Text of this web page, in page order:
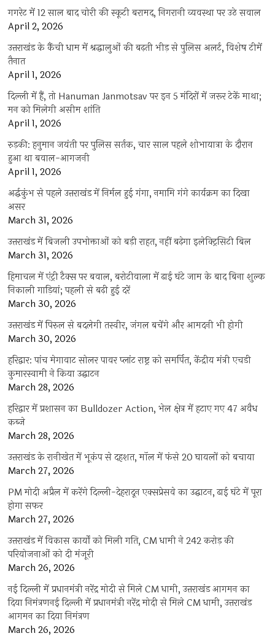
गगरेट में 12 साल बाद चोरी की स्कूटी बरामद, निगरानी व्यवस्था पर उठे सवाल
April 2, 2026
उत्तराखंड के कैंची धाम में श्रद्धालुओं की बढ़ती भीड़ से पुलिस अलर्ट, विशेष टीमें
तैनात
April 1, 2026
दिल्ली में हैं, तो Hanuman Janmotsav पर इन 5 मंदिरों में जरूर टेकें माथा;
मन को मिलेगी असीम शांति
April 1, 2026
रुड़की: हनुमान जयंती पर पुलिस सर्तक, चार साल पहले शोभायात्रा के दौरान
हुआ था बवाल-आगजनी
April 1, 2026
अर्द्धकुंभ से पहले उत्तराखंड में निर्मल हुई गंगा, नमामि गंगे कार्यक्रम का दिखा
असर
March 31, 2026
उत्तराखंड में बिजली उपभोक्ताओं को बड़ी राहत, नहीं बढ़ेगा इलेक्ट्रिसिटी बिल
March 31, 2026
हिमाचल में एंट्री टैक्स पर बवाल, बरोटीवाला में ढाई घंटे जाम के बाद बिना शुल्क
निकाली गाड़ियां; पहली से बढ़ी हुई दरें
March 30, 2026
उत्तराखंड में पिरुल से बदलेगी तस्वीर, जंगल बचेंगे और आमदनी भी होगी
March 30, 2026
हरिद्वार: पांच मेगावाट सोलर पावर प्लांट राष्ट्र को समर्पित, केंद्रीय मंत्री एचडी
कुमारस्वामी ने किया उद्घाटन
March 28, 2026
हरिद्वार में प्रशासन का Bulldozer Action, भेल क्षेत्र में हटाए गए 47 अवैध
कब्जे
March 28, 2026
उत्तराखंड के रानीखेत में भूकंप से दहशत, मॉल में फंसे 20 घायलों को बचाया
March 27, 2026
PM मोदी अप्रैल में करेंगे दिल्ली-देहरादून एक्सप्रेसवे का उद्घाटन, ढाई घंटे में पूरा
होगा सफर
March 27, 2026
उत्तराखंड में विकास कार्यों को मिली गति, CM धामी ने 242 करोड़ की
परियोजनाओं को दी मंजूरी
March 26, 2026
नई दिल्ली में प्रधानमंत्री नरेंद्र मोदी से मिले CM धामी, उत्तराखंड आगमन का
दिया निमंत्रणनई दिल्ली में प्रधानमंत्री नरेंद्र मोदी से मिले CM धामी, उत्तराखंड
आगमन का दिया निमंत्रण
March 26, 2026